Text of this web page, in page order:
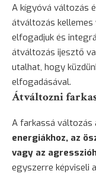
A kígyóvá változás
átváltozás kellemes
elfogadjuk és
átváltozás ijesztő
utalhat, hogy
elfogadásával.
Átváltozni
A farkassá változás
energiákhoz, az
vagy az
egyszerre képviseli